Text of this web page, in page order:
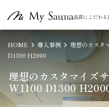
品質にこだわ
HOME 導入事例
理想のカスタ
D1300 H2000
理想のカスタマイズサウナ 屋内1-2人用
W1100 D1300